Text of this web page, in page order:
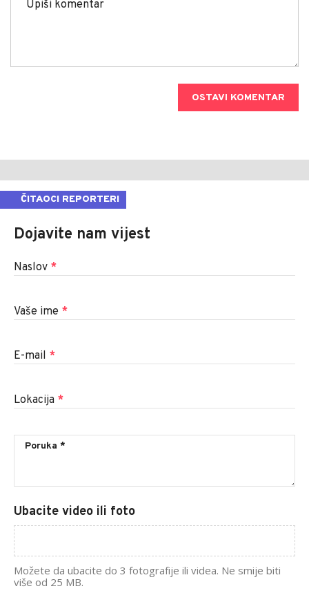
OSTAVI KOMENTAR
ČITAOCI REPORTERI
Dojavite nam vijest
Naslov *
Vaše ime *
E-mail *
Lokacija *
Ubacite video ili foto
Možete da ubacite do 3 fotografije ili videa. Ne smije biti
više od 25 MB.